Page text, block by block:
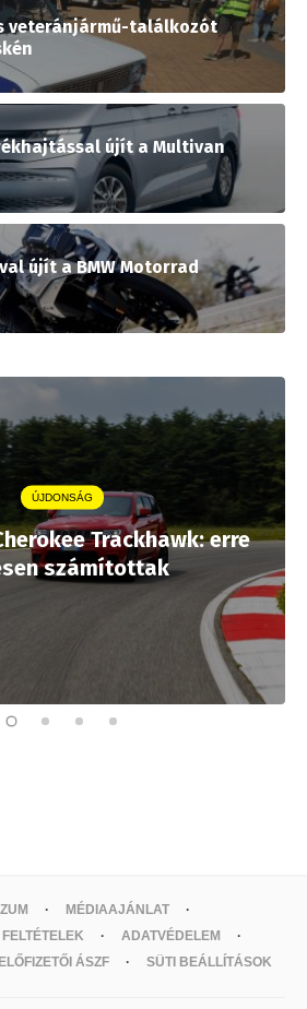
veteránjármű-találkozót
újít a Multivan
újít a BMW Motorrad
ÚJDONSÁG
Trackhawk: erre
számítottak
MÉDIAAJÁNLAT
ADATVÉDELEM
ELŐFIZETŐI ÁSZF SÜTI BEÁLLÍTÁSOK